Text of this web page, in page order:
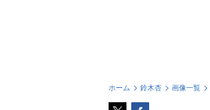
ホーム 鈴木杏 画像一覧